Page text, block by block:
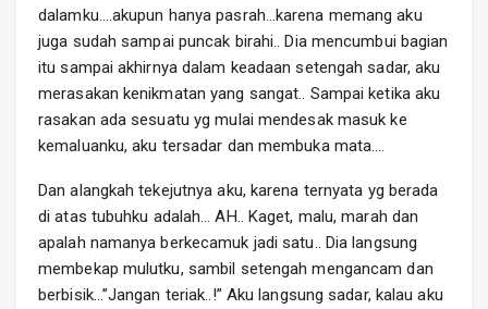
dalamku….akupun hanya pasrah…karena memang aku
juga sudah sampai puncak birahi.. Dia mencumbui bagian
itu sampai akhirnya dalam keadaan setengah sadar, aku
merasakan kenikmatan yang sangat.. Sampai ketika aku
rasakan ada sesuatu yg mulai mendesak masuk ke
kemaluanku, aku tersadar dan membuka mata….
Dan alangkah tekejutnya aku, karena ternyata yg berada
di atas tubuhku adalah… AH.. Kaget, malu, marah dan
apalah namanya berkecamuk jadi satu.. Dia langsung
membekap mulutku, sambil setengah mengancam dan
berbisik…”Jangan teriak..!” Aku langsung sadar, kalau aku